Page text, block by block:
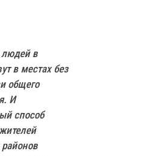
в
в местах без
общего
И
способ